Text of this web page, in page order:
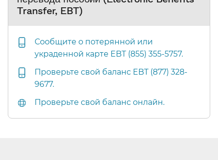
Transfer, EBT)​​
Сообщите о потерянной или
украденной карте EBT (855) 355-5757.​​
Проверьте свой баланс EBT (877) 328-
9677.​​
Проверьте свой баланс онлайн.​​